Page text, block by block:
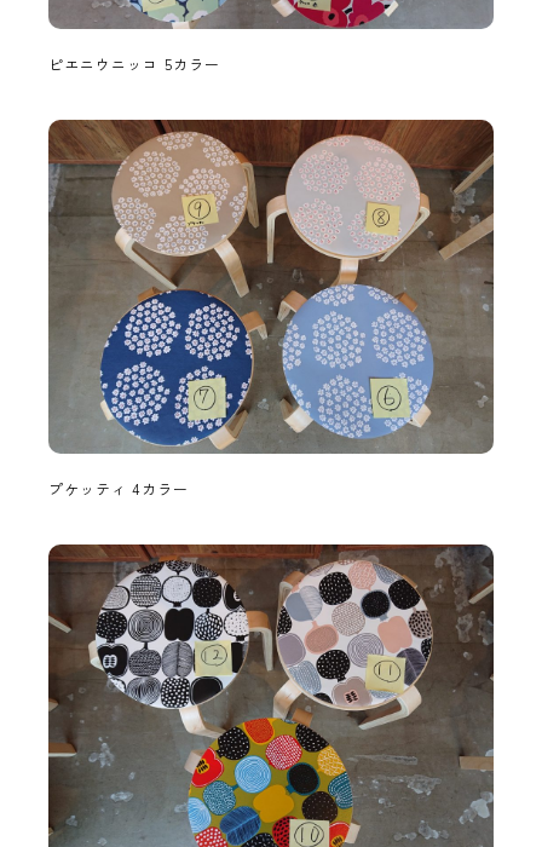
ピエニウニッコ 5カラー
プケッティ 4カラー